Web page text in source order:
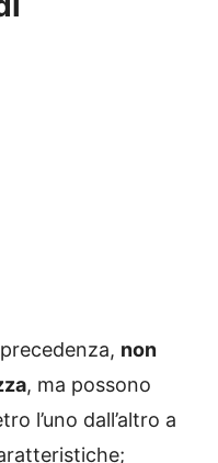
non
, ma possono
l’uno dall’altro a